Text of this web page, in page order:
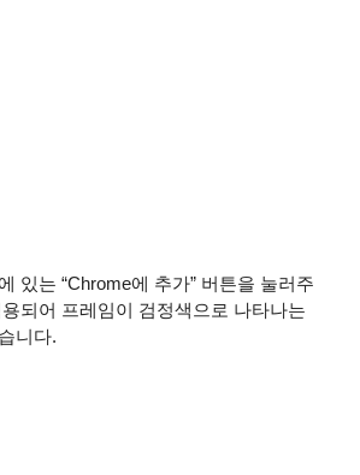
있는 “Chrome에 추가” 버튼을 눌러주
되어 프레임이 검정색으로 나타나는
니다.